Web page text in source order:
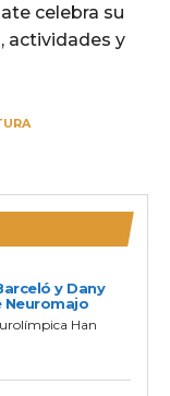
celebra su
actividades y
y Dany
Neuromajo
Han